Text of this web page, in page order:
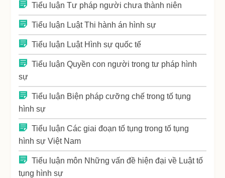
Tiểu luận Tư pháp người chưa thành niên
Tiểu luận Luật Thi hành án hình sự
Tiểu luận Luật Hình sự quốc tế
Tiểu luận Quyền con người trong tư pháp hình
sự
Tiểu luận Biện pháp cưỡng chế trong tố tụng
hình sự
Tiểu luận Các giai đoạn tố tụng trong tố tụng
hình sự Việt Nam
Tiểu luận môn Những vấn đề hiện đại về Luật tố
tụng hình sự